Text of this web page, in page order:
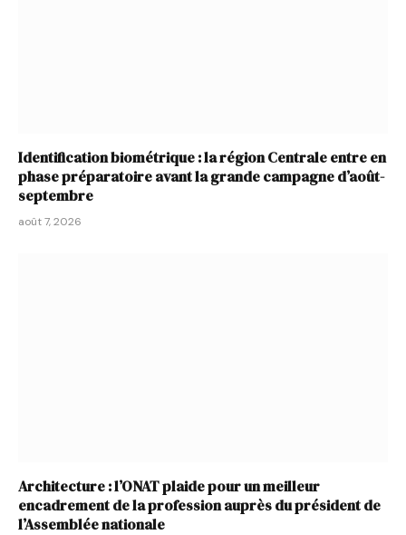
Identification biométrique : la région Centrale entre en
phase préparatoire avant la grande campagne d’août-
septembre
août 7, 2026
Architecture : l’ONAT plaide pour un meilleur
encadrement de la profession auprès du président de
l’Assemblée nationale